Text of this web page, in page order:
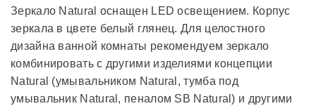
Зеркало Natural оснащен LED освещением. Корпус
зеркала в цвете белый глянец. Для целостного
дизайна ванной комнаты рекомендуем зеркало
комбинировать с другими изделиями концепции
Natural (умывальником Natural, тумба под
умывальник Natural, пеналом SB Natural) и другими